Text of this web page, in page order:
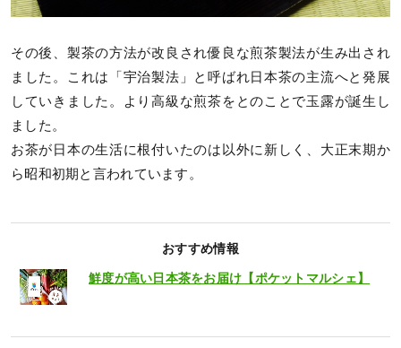
その後、製茶の方法が改良され優良な煎茶製法が生み出され
ました。これは「宇治製法」と呼ばれ日本茶の主流へと発展
していきました。より高級な煎茶をとのことで玉露が誕生し
ました。
お茶が日本の生活に根付いたのは以外に新しく、大正末期か
ら昭和初期と言われています。
おすすめ情報
鮮度が高い日本茶をお届け【ポケットマルシェ】